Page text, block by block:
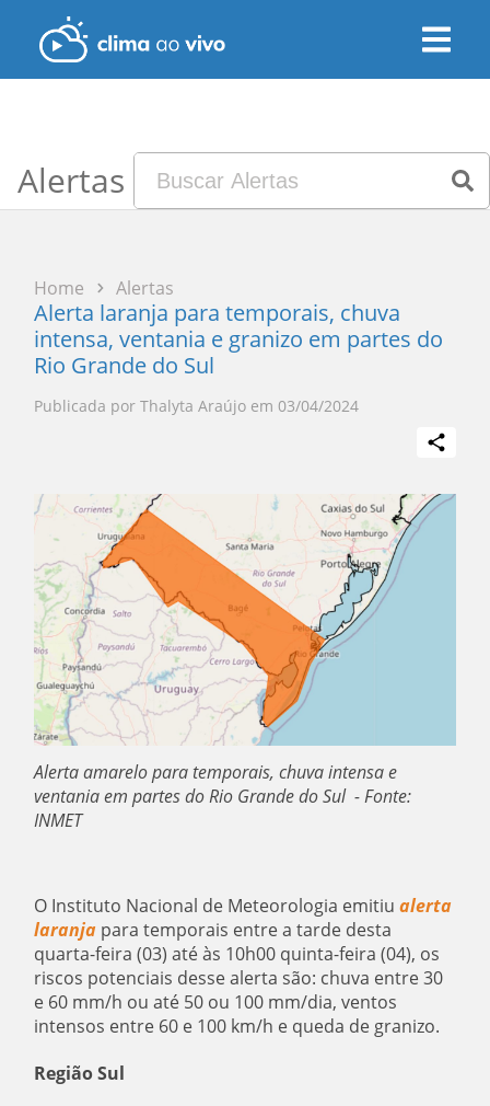
Alertas
Home Alertas
Alerta laranja para temporais, chuva
intensa, ventania e granizo em partes do
Rio Grande do Sul
Publicada por Thalyta Araújo em 03/04/2024
Alerta amarelo para temporais, chuva intensa e
ventania em partes do Rio Grande do Sul - Fonte:
INMET
O Instituto Nacional de Meteorologia emitiualerta
laranja para temporais entre a tarde desta
quarta-feira (03) até às 10h00 quinta-feira (04), os
riscos potenciais desse alerta são: chuva entre 30
e 60 mm/h ou até 50 ou 100 mm/dia, ventos
intensos entre 60 e 100 km/h e queda de granizo.
Região Sul